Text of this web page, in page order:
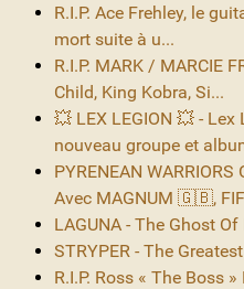
R.I.P. Ace Frehley, le
mort suite à u...
R.I.P. MARK / MARCIE
Child, King Kobra, Si...
💥 LEX LEGION 💥 -
nouveau groupe et
PYRENEAN
Avec MAGNUM 🇬🇧,
LAGUNA - The Ghost
STRYPER - The
R.I.P. Ross « The Boss